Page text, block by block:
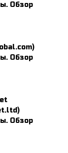
Обзор
Обзор
Обзор